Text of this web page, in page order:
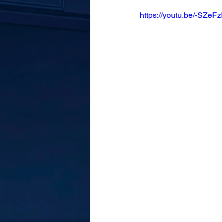
https://youtu.be/-